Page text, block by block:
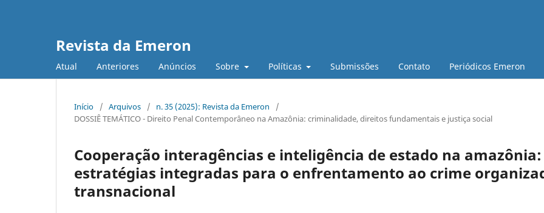
Revista da Emeron
Atual Anteriores Anúncios Sobre Políticas Submissões Contato Periódicos Emeron
Início / Arquivos / n. 35 (2025): Revista da Emeron
/
DOSSIÊ TEMÁTICO - Direito Penal Contemporâneo na Amazônia: criminalidade, direitos fundamentais e justiça social
Cooperação interagências e inteligência de estado na amazônia:
estratégias integradas para o enfrentamento ao crime
transnacional